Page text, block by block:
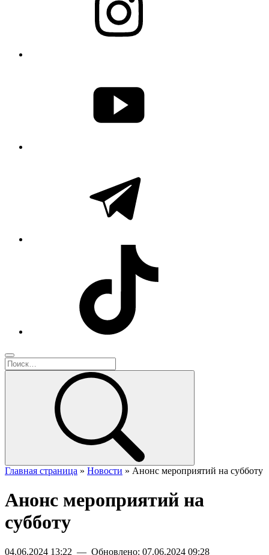
Главная страница » Новости » Анонс мероприятий на субботу
Анонс мероприятий на
субботу
04.06.2024 13:22 — Обновлено: 07.06.2024 09:28